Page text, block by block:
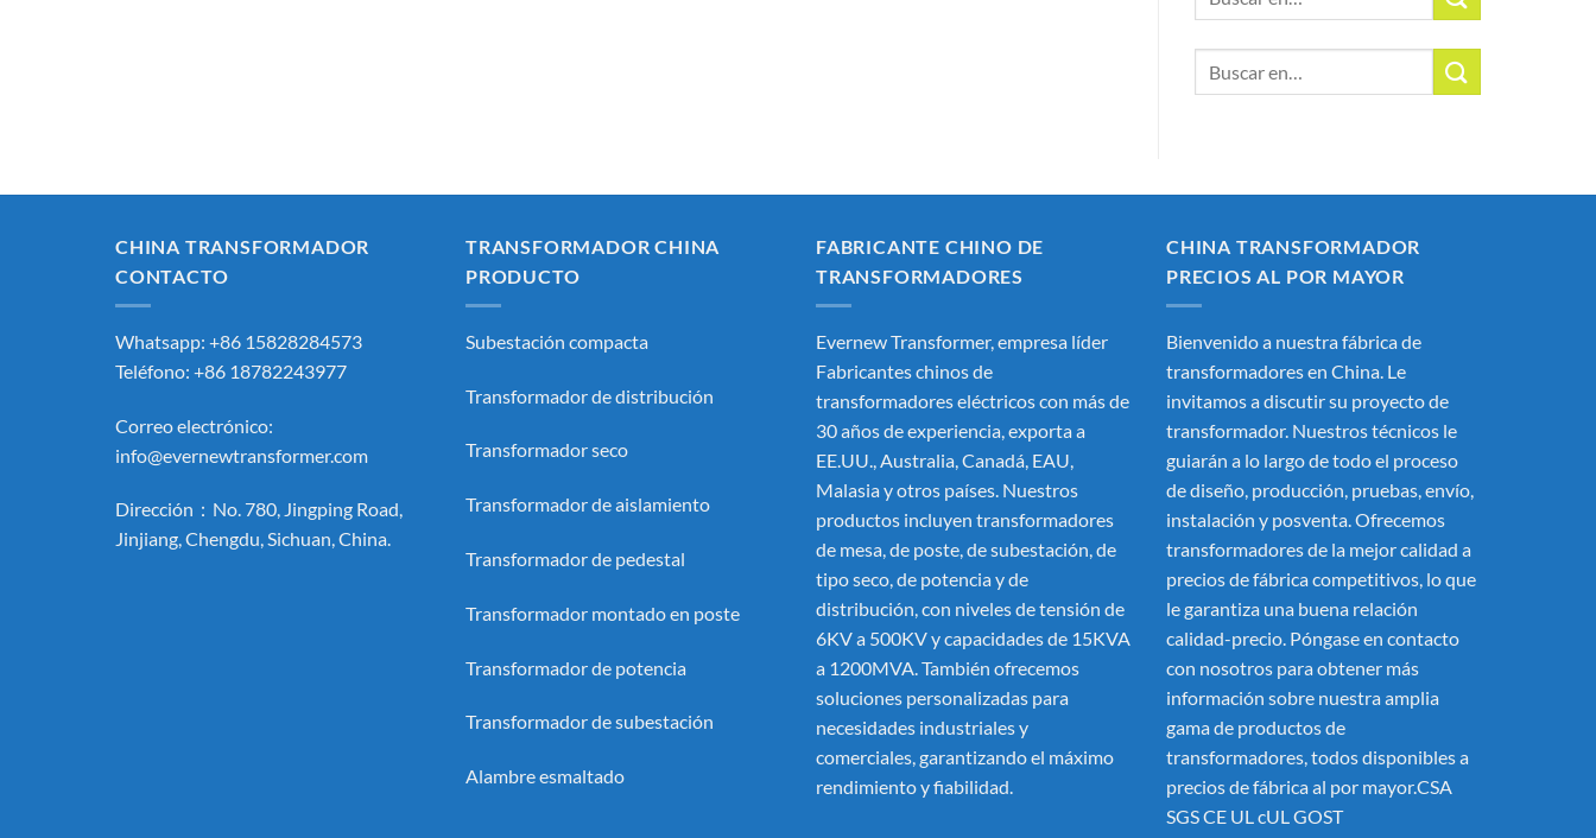
CHINA TRANSFORMADOR
CONTACTO
Whatsapp: +86 15828284573
Teléfono: +86 18782243977
Correo electrónico:
info@evernewtransformer.com
Dirección：No. 780, Jingping Road,
Jinjiang, Chengdu, Sichuan, China.
TRANSFORMADOR CHINA
PRODUCTO
Subestación compacta
Transformador de distribución
Transformador seco
Transformador de aislamiento
Transformador de pedestal
Transformador montado en poste
Transformador de potencia
Transformador de subestación
Alambre esmaltado
FABRICANTE CHINO DE
TRANSFORMADORES
Evernew Transformer, empresa líder
Fabricantes chinos de
transformadores eléctricoscon más de
30 años de experiencia, exporta a
EE.UU., Australia, Canadá, EAU,
Malasia y otros países. Nuestros
productos incluyen transformadores
de mesa, de poste, de subestación, de
tipo seco, de potencia y de
distribución, con niveles de tensión de
6KV a 500KV y capacidades de 15KVA
a 1200MVA. También ofrecemos
soluciones personalizadas para
necesidades industriales y
comerciales, garantizando el máximo
rendimiento y fiabilidad.
CHINA TRANSFORMADOR
PRECIOS AL POR MAYOR
Bienvenido a nuestra fábrica de
transformadores en China. Le
invitamos a discutir su proyecto de
transformador. Nuestros técnicos le
guiarán a lo largo de todo el proceso
de diseño, producción, pruebas, envío,
instalación y posventa. Ofrecemos
transformadores de la mejor calidad a
precios de fábrica competitivos, lo que
le garantiza una buena relación
calidad-precio. Póngase en contacto
con nosotros para obtener más
información sobre nuestra amplia
gama de productos de
transformadores, todos disponibles a
precios de fábrica al por mayor.CSA
SGS CE UL cUL GOST